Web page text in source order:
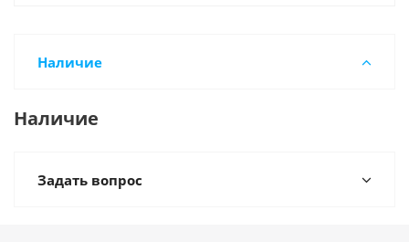
Наличие
Наличие
Задать вопрос